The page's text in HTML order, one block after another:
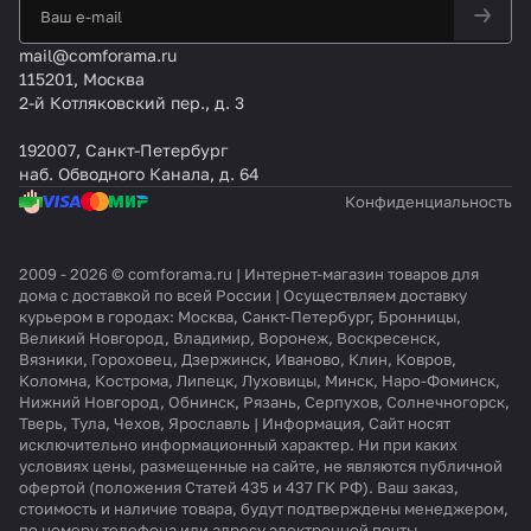
mail@comforama.ru
115201, Москва
2-й Котляковский пер., д. 3
192007, Санкт-Петербург
наб. Обводного Канала, д. 64
Конфиденциальность
2009 - 2026 © comforama.ru | Интернет-магазин товаров для
дома с доставкой по всей России | Осуществляем доставку
курьером в городах: Москва, Санкт-Петербург, Бронницы,
Великий Новгород, Владимир, Воронеж, Воскресенск,
Вязники, Гороховец, Дзержинск, Иваново, Клин, Ковров,
Коломна, Кострома, Липецк, Луховицы, Минск, Наро-Фоминск,
Нижний Новгород, Обнинск, Рязань, Серпухов, Солнечногорск,
Тверь, Тула, Чехов, Ярославль | Информация, Сайт носят
исключительно информационный характер. Ни при каких
условиях цены, размещенные на сайте, не являются публичной
офертой (положения Статей 435 и 437 ГК РФ). Ваш заказ,
стоимость и наличие товара, будут подтверждены менеджером,